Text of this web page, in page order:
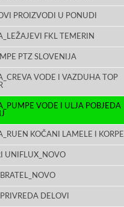
PROIZVODI U PONUDI
FKL TEMERIN
PTZ SLOVENIJA
VODE I VAZDUHA TOP
VODE I ULJA POBJEDA
KOČANI LAMELE I KORPE
UNIFLUX_NOVO
DELOVI